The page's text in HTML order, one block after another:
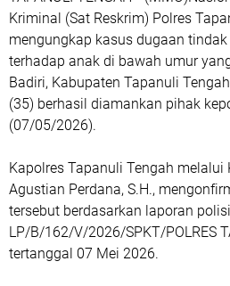
Kriminal (Sat Reskrim) Polres
mengungkap kasus dugaan
terhadap anak di bawah umur
Badiri, Kabupaten Tapanuli
(35) berhasil diamankan pihak
(07/05/2026).
Kapolres Tapanuli Tengah melalui
Agustian Perdana, S.H.,
tersebut berdasarkan laporan
LP/B/162/V/2026/SPKT/POLRES
tertanggal 07 Mei 2026.